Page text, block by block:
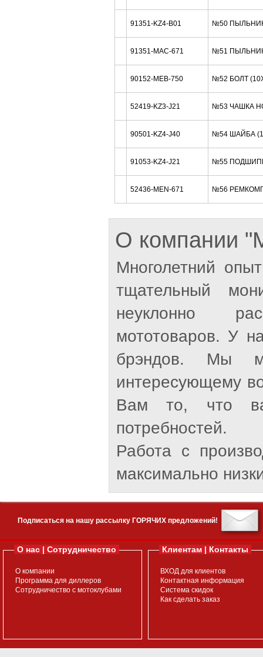
91351-KZ4-B01 №50 ПЫЛЬНИК
91351-MAC-671 №51 ПЫЛЬНИК
90152-MEB-750 №52 БОЛТ
52419-KZ3-J21 №53 ЧАШКА
90501-KZ4-J40 №54 ШАЙБА
91053-KZ4-J21 №55
52436-MEN-671 №56
О компании
Многолетний
тщательный
неуклонно
мототоваров. У
брэндов. Мы
интересующему
Вам то, что
потребностей.
Работа с
максимально
Подписаться на нашу рассылку ГОРЯЧИХ предложений!
О нас | Сотрудничество
О компании
Программа для диллеров
Сотрудничество с мотоклубами
Клиентам | Контакты
ВХОД для клиентов
Контактная информация
Система скидок
Как сделать заказ